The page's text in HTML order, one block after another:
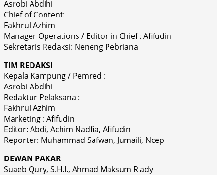
Asrobi Abdihi
Chief of Content:
Fakhrul Azhim
Manager Operations / Editor in Chief : Afifudin
Sekretaris Redaksi: Neneng Pebriana
TIM REDAKSI
Kepala Kampung / Pemred :
Asrobi Abdihi
Redaktur Pelaksana :
Fakhrul Azhim
Marketing : Afifudin
Editor: Abdi, Achim Nadfia, Afifudin
Reporter: Muhammad Safwan, Jumaili, Ncep
DEWAN PAKAR
Suaeb Qury, S.H.I., Ahmad Maksum Riady